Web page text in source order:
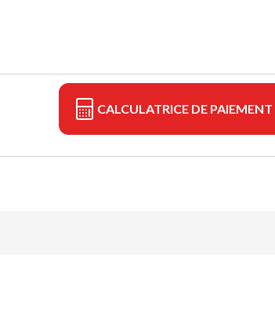
CALCULATRICE DE PAIEMENT